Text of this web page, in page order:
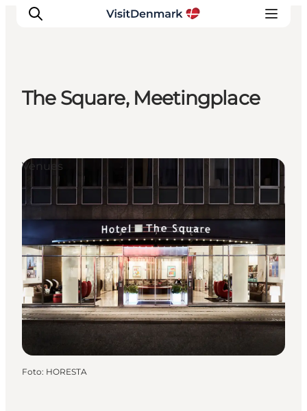
Cosa fare
Dove dormire
Pianifica il viaggio
The Square, Meetingplace
Venues
Foto: HORESTA